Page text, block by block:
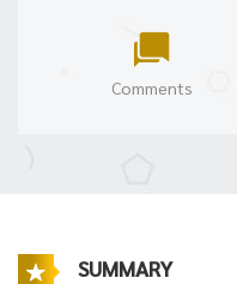
Comments
SUMMARY